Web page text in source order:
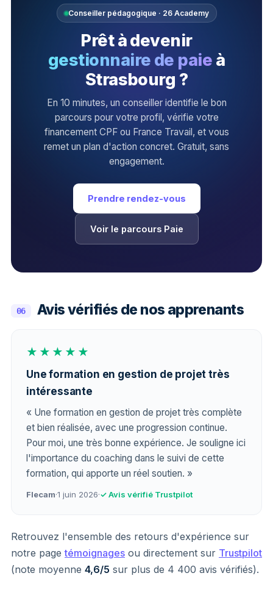
Conseiller pédagogique · 26 Academy
Prêt à devenir
gestionnaire de paie à
Strasbourg ?
En 10 minutes, un conseiller identifie le bon
parcours pour votre profil, vérifie votre
financement CPF ou France Travail, et vous
remet un plan d'action concret. Gratuit, sans
engagement.
Prendre rendez-vous
Voir le parcours Paie
06 Avis vérifiés de nos apprenants
★★★★★
Une formation en gestion de projet très
intéressante
« Une formation en gestion de projet très complète
et bien réalisée, avec une progression continue.
Pour moi, une très bonne expérience. Je souligne ici
l'importance du coaching dans le suivi de cette
formation, qui apporte un réel soutien. »
Flecam·1 juin 2026·✓ Avis vérifié Trustpilot
Retrouvez l'ensemble des retours d'expérience sur
notre pagetémoignages ou directement sur Trustpilot
(note moyenne 4,6/5 sur plus de 4 400 avis vérifiés).